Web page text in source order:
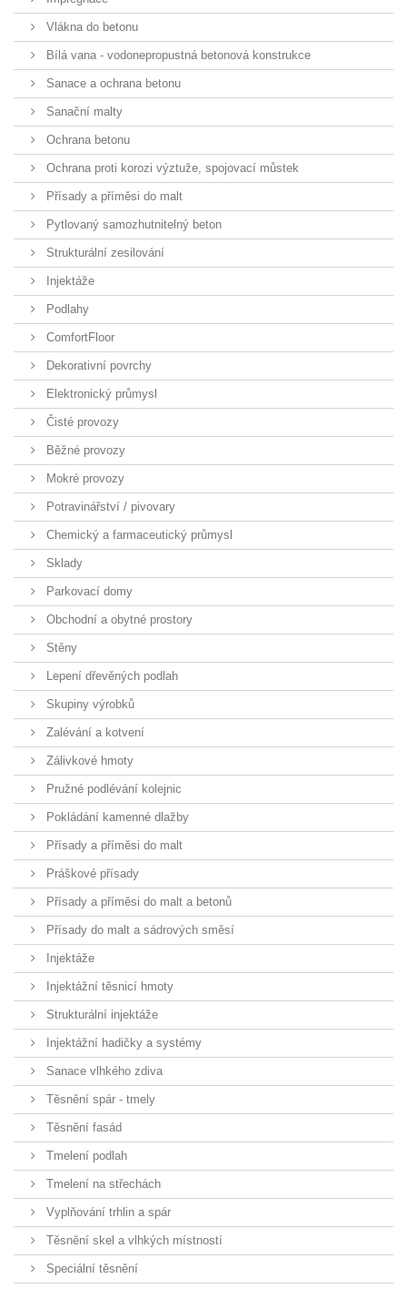
Vlákna do betonu
Bílá vana - vodonepropustná betonová konstrukce
Sanace a ochrana betonu
Sanační malty
Ochrana betonu
Ochrana proti korozi výztuže, spojovací můstek
Přísady a příměsi do malt
Pytlovaný samozhutnitelný beton
Strukturální zesilování
Injektáže
Podlahy
ComfortFloor
Dekorativní povrchy
Elektronický průmysl
Čisté provozy
Běžné provozy
Mokré provozy
Potravinářství / pivovary
Chemický a farmaceutický průmysl
Sklady
Parkovací domy
Obchodní a obytné prostory
Stěny
Lepení dřevěných podlah
Skupiny výrobků
Zalévání a kotvení
Zálivkové hmoty
Pružné podlévání kolejnic
Pokládání kamenné dlažby
Přísady a příměsi do malt
Práškové přísady
Přísady a příměsi do malt a betonů
Přísady do malt a sádrových směsí
Injektáže
Injektážní těsnicí hmoty
Strukturální injektáže
Injektážní hadičky a systémy
Sanace vlhkého zdiva
Těsnění spár - tmely
Těsnění fasád
Tmelení podlah
Tmelení na střechách
Vyplňování trhlin a spár
Těsnění skel a vlhkých místností
Speciální těsnění